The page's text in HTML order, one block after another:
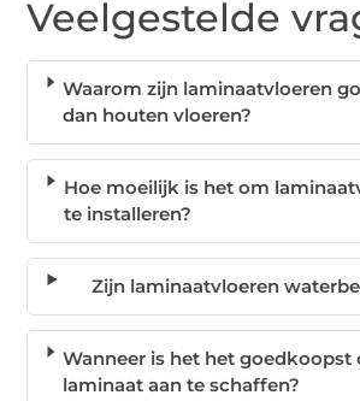
Veelgestelde
Waarom zijn laminaatvloeren
dan houten vloeren?
Hoe moeilijk is het om
te installeren?
Zijn laminaatvloeren
Wanneer is het het goedkoopst
laminaat aan te schaffen?